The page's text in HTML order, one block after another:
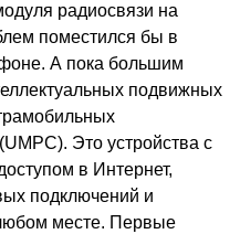
радиосвязи на
поместился бы в
А пока большим
подвижных
Это устройства с
в Интернет,
подключений и
месте. Первые